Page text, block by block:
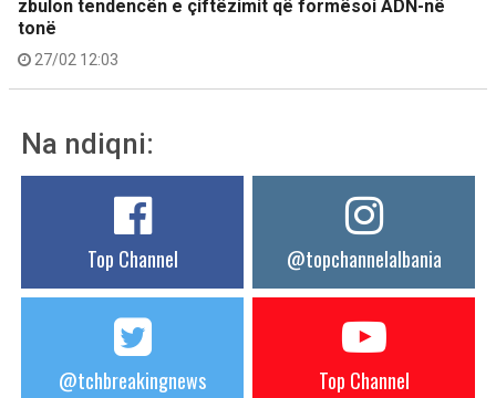
zbulon tendencën e çiftëzimit që formësoi ADN-në
tonë
27/02 12:03
Na ndiqni:
Top Channel @topchannelalbania
@tchbreakingnews Top Channel